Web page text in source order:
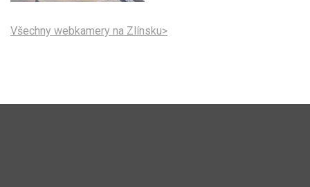
Všechny webkamery na Zlínsku>